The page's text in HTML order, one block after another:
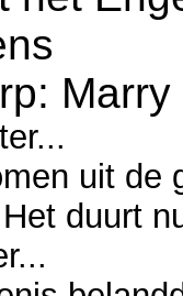
uit de
duurt